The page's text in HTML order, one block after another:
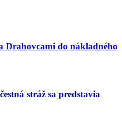
Drahovcami do nákladného
stráž sa predstavia